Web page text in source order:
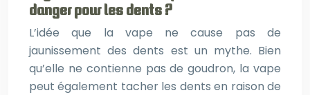
danger pour les dents ?
L’idée que la vape ne cause pas de
jaunissement des dents est un mythe. Bien
qu’elle ne contienne pas de goudron, la vape
peut également tacher les dents en raison de